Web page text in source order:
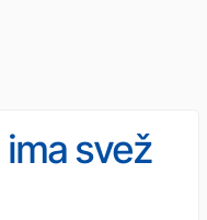
svež